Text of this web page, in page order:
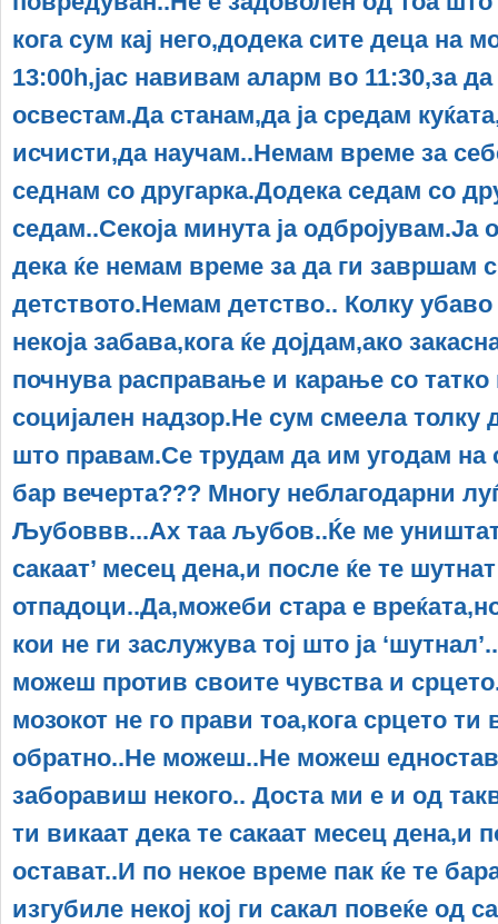
кога сум кај него,додека сите деца на
13:00h,јас навивам аларм во 11:30,за
освестам.Да станам,да ја средам
исчисти,да научам..Немам време за
седнам со другарка.Додека седам со
седам..Секоја минута ја одбројувам.Ја
дека ќе немам време за да ги завршам
детството.Немам детство.. Колку
некоја забава,кога ќе дојдам,ако
почнува расправање и карање со
социјален надзор.Не сум смеела толку
што правам.Се трудам да им угодам
бар вечерта??? Многу неблагодарни
Љубоввв...Ах таа љубов..Ќе ме уништат
сакаат’ месец дена,и после ќе те
отпадоци..Да,можеби стара е
кои не ги заслужува тој што ја
можеш против своите чувства и
мозокот не го прави тоа,кога срцето
обратно..Не можеш..Не можеш
заборавиш некого.. Доста ми е и од
ти викаат дека те сакаат месец дена,и
остават..И по некое време пак ќе те
изгубиле некој кој ги сакал повеќе од